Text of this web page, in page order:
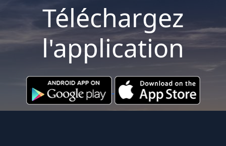
Téléchargez
l'application